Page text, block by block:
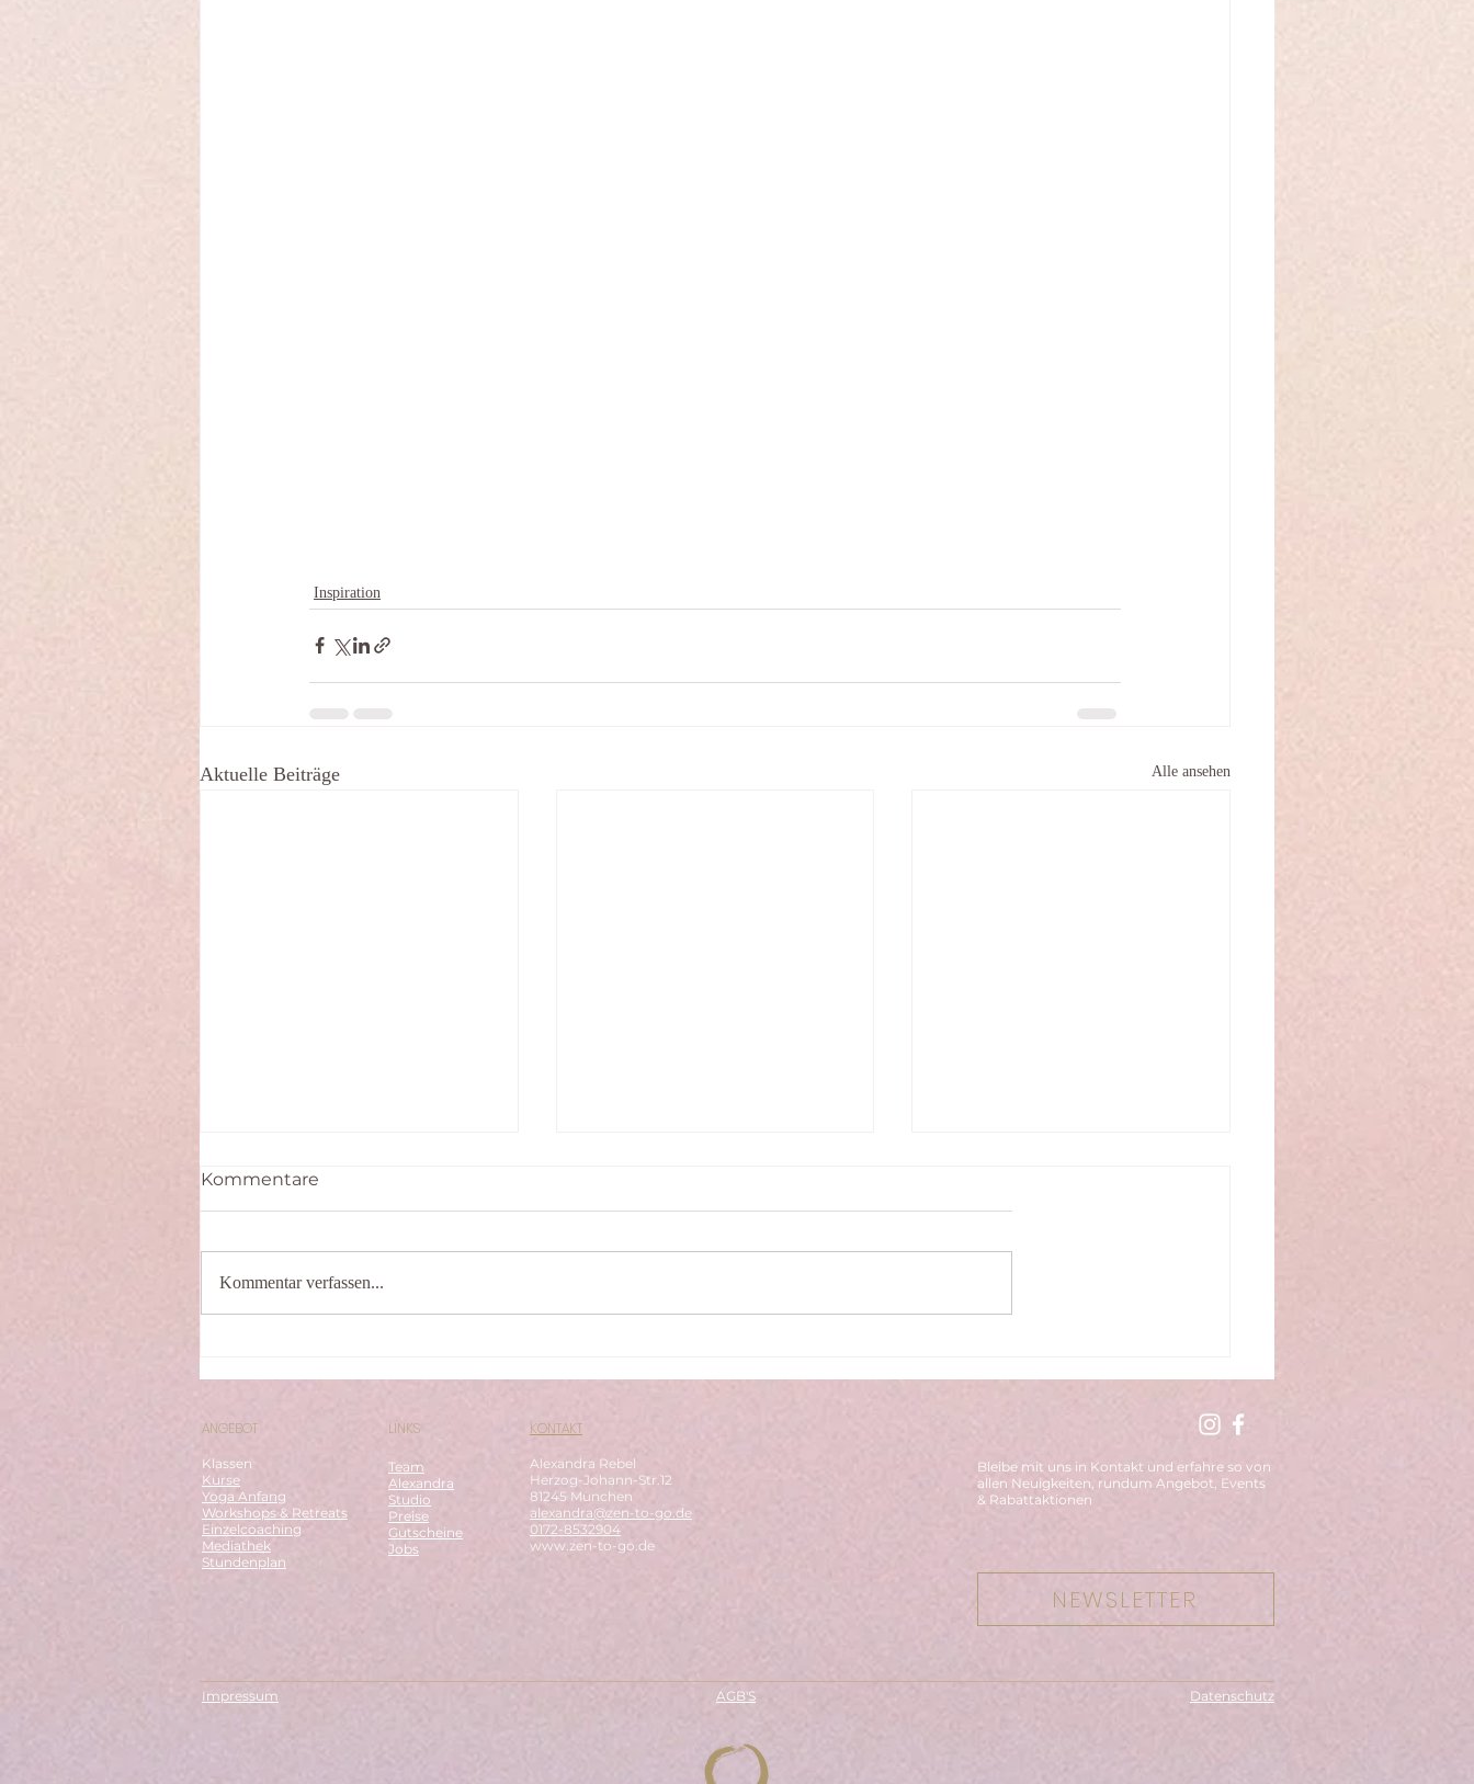
Inspiration
Aktuelle Beiträge Alle ansehen
Kommentare
Kommentar verfassen...
ANGEBOT
Klassen
Kurse
Yoga Anfang
Workshops & Retreats
Einzelcoaching
Mediathek
Stundenplan
LINKS
Team
Alexandra
Studio
Preise
Gutscheine
Jobs
KONTAKT
Alexandra Rebel
Herzog-Johann-Str.12
81245 München
alexandra@zen-to-go.de
0172-8532904
www.zen-to-go.de
Bleibe mit uns in Kontakt und erfahre so von
allen Neuigkeiten, rundum Angebot, Events
& Rabattaktionen
NEWSLETTER
Impressum AGB'S Datenschutz